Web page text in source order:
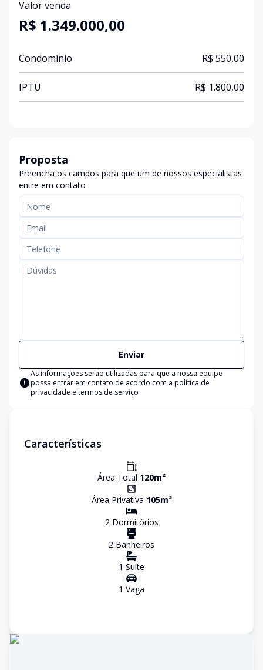
Valor venda
R$ 1.349.000,00
Condomínio R$ 550,00
IPTU R$ 1.800,00
Proposta
Preencha os campos para que um de nossos especialistas
entre em contato
Enviar
As informações serão utilizadas para que a nossa equipe
possa entrar em contato de acordo com a política de
privacidade e termos de serviço
Características
Área Total 120m²
Área Privativa 105m²
2Dormitórios
2 Banheiros
1 Suíte
1 Vaga